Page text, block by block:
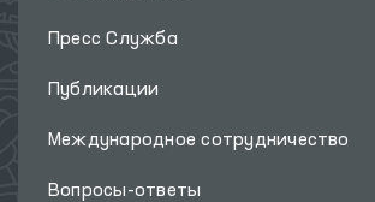
Пресс Служба
Публикации
Международное сотрудничество
Вопросы-ответы